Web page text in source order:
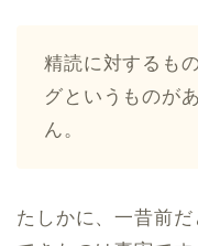
精読に対するも
グというものが
ん。
たしかに、一昔前